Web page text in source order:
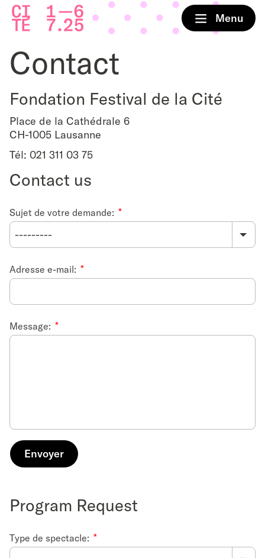
Contact
Fondation Festival de la Cité
Place de la Cathédrale 6
CH-1005 Lausanne
Tél: 021 311 03 75
Contact us
Sujet de votre demande:
Adresse e-mail:
Message:
Program Request
Type de spectacle: